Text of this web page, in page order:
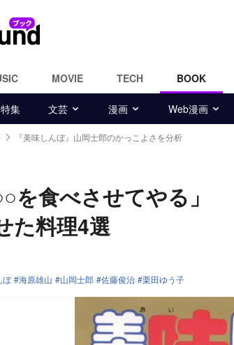
MOVIE TECH BOOK
特集 文芸 漫画 Web漫画
『美味しんぼ』山岡士郎のかっこよさを分析
を食べさせてやる」
た料理4選
ぼ 海原雄山 山岡士郎 佐藤俊治 栗田ゆう子